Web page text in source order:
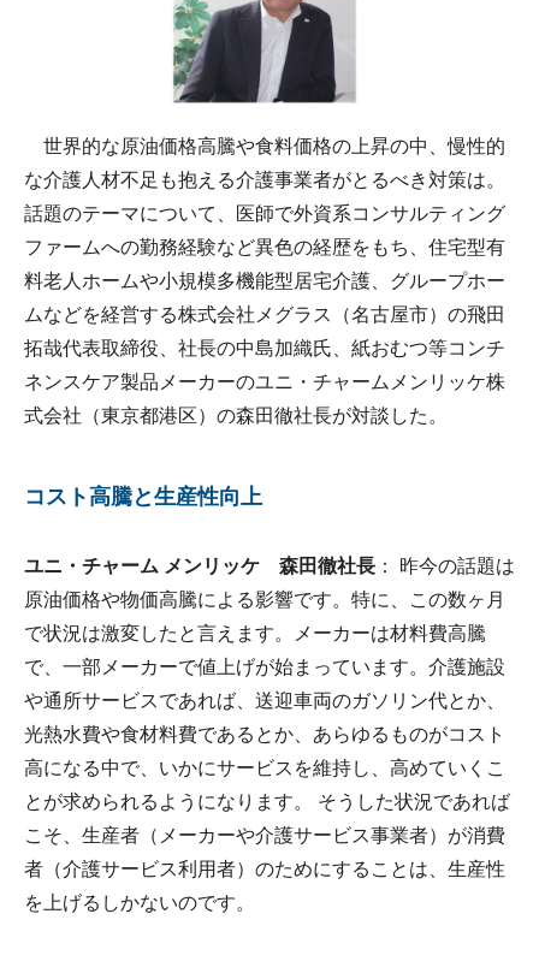
世界的な原油価格高騰や食料価格の上昇の中、慢性的
な介護人材不足も抱える介護事業者がとるべき対策は。
話題のテーマについて、医師で外資系コンサルティング
ファームへの勤務経験など異色の経歴をもち、住宅型有
料老人ホームや小規模多機能型居宅介護、グループホー
ムなどを経営する株式会社メグラス（名古屋市）の飛田
拓哉代表取締役、社長の中島加織氏、紙おむつ等コンチ
ネンスケア製品メーカーのユニ・チャームメンリッケ株
式会社（東京都港区）の森田徹社長が対談した。
コスト高騰と生産性向上
ユニ・チャーム メンリッケ 森田徹社長 ： 昨今の話題は
原油価格や物価高騰による影響です。特に、この数ヶ月
で状況は激変したと言えます。メーカーは材料費高騰
で、一部メーカーで値上げが始まっています。介護施設
や通所サービスであれば、送迎車両のガソリン代とか、
光熱水費や食材料費であるとか、あらゆるものがコスト
高になる中で、いかにサービスを維持し、高めていくこ
とが求められるようになります。 そうした状況であれば
こそ、生産者（メーカーや介護サービス事業者）が消費
者（介護サービス利用者）のためにすることは、生産性
を上げるしかないのです。